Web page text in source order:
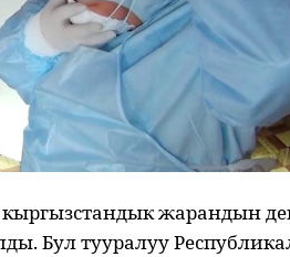
жарандын
Бул тууралуу